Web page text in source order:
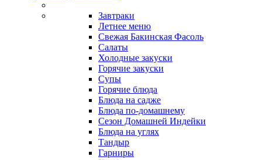
Завтраки
Летнее меню
Свежая Бакинская Фасоль
Салаты
Холодные закуски
Горячие закуски
Супы
Горячие блюда
Блюда на садже
Блюда по-домашнему
Сезон Домашней Индейки
Блюда на углях
Тандыр
Гарниры